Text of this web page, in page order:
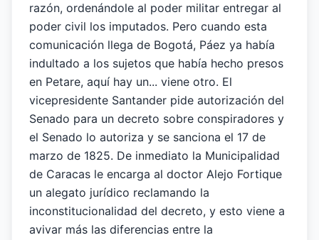
razón, ordenándole al poder militar entregar al
poder civil los imputados. Pero cuando esta
comunicación llega de Bogotá, Páez ya había
indultado a los sujetos que había hecho presos
en Petare, aquí hay un... viene otro. El
vicepresidente Santander pide autorización del
Senado para un decreto sobre conspiradores y
el Senado lo autoriza y se sanciona el 17 de
marzo de 1825. De inmediato la Municipalidad
de Caracas le encarga al doctor Alejo Fortique
un alegato jurídico reclamando la
inconstitucionalidad del decreto, y esto viene a
avivar más las diferencias entre la